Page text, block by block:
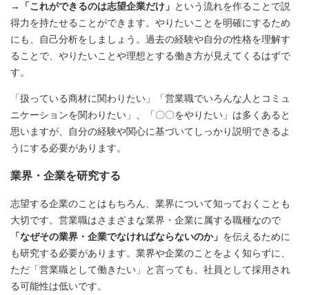
→「これができるのは志望企業だけ」 という流れを作ることで説
得力を持たせることができます。やりたいことを明確にするため
にも、自己分析をしましょう。過去の経験や自分の性格を理解す
ることで、やりたいことや理想とする働き方が見えてくるはずで
す。
「扱っている商材に関わりたい」「営業職でいろんな人とコミュ
ニケーションを関わりたい」、「〇〇をやりたい」は多くあると
思いますが、自分の経験や関心に基づいてしっかり説明できるよ
うにする必要があります。
業界・企業を研究する
志望する企業のことはもちろん、業界について知っておくことも
大切です。営業職はさまざまな業界・企業に属する職種なので
「なぜその業界・企業でなければならないのか」 を伝えるために
も研究する必要があります。業界や企業のことをよく知らずに、
ただ「営業職として働きたい」と言っても、社員として採用され
る可能性は低いです。